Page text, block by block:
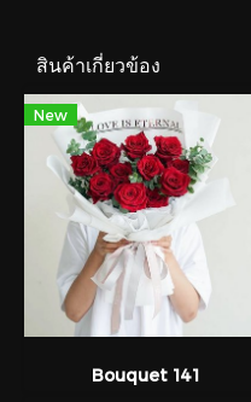
สินค้าเกี่ยวข้อง
New
Bouquet 141